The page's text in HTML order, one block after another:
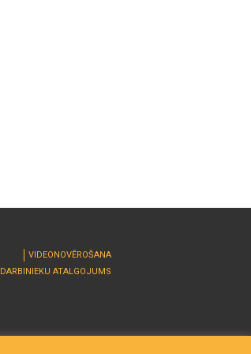
VIDEONOVĒROŠANA
DARBINIEKU ATALGOJUMS